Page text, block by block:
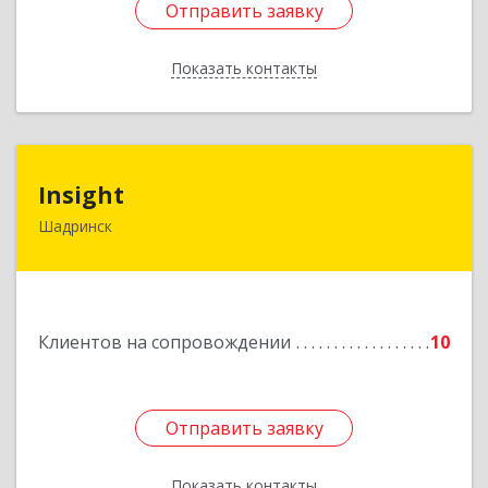
Отправить заявку
Показать контакты
Отправить заявку
Назад
Insight
Шадринск
Клиентов на сопровождении 10
Отправить заявку
Отправить заявку